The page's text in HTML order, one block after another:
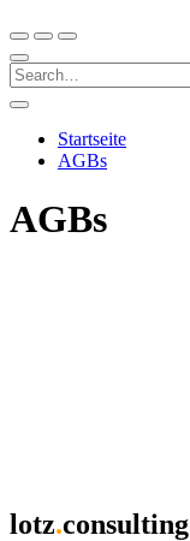
Startseite
AGBs
AGBs
lotz.consulting